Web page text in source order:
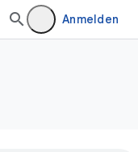
Anmelden